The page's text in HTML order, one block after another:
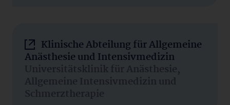
Klinische Abteilung für Allgemeine
Anästhesie und Intensivmedizin
Universitätsklinik für Anästhesie,
Allgemeine Intensivmedizin und
Schmerztherapie